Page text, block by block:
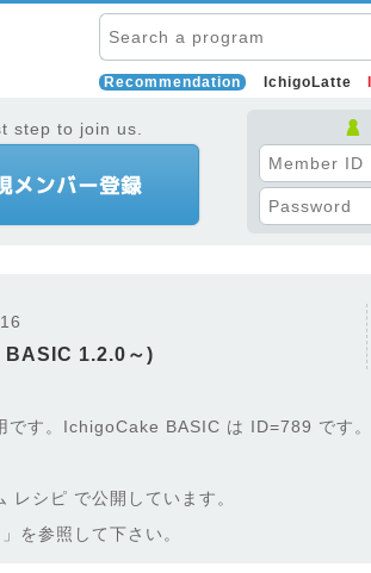
Recommendation IchigoLatte
step to join us.
1.2.0～)
す。IchigoCake BASIC は ID=789 です。
レシピ で公開しています。
を参照して下さい。